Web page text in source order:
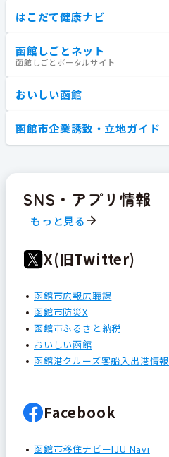
はこだて健康ナビ
函館しごとネット
函館しごとポータルサイト
おいしい函館
函館市企業誘致・立地ガイド
SNS・アプリ情報
もっと見る
X(旧Twitter)
函館市広報広聴課
函館市防災X
函館市ふるさと納税
おいしい函館
函館港クルーズ客船入出港情報
Facebook
函館市移住ナビーIJU Navi